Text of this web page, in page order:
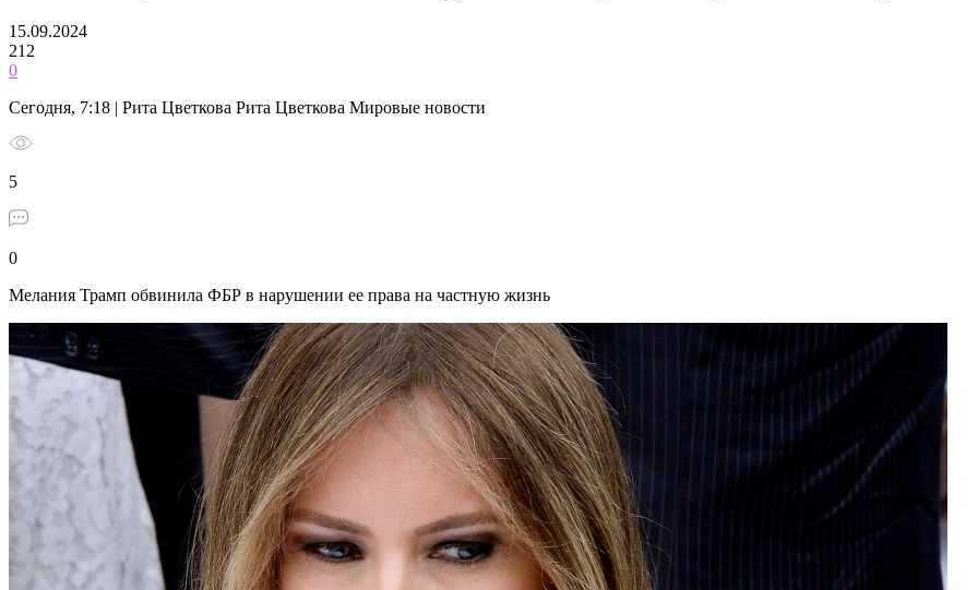
15.09.2024
212
0
Сегодня, 7:18 | Рита Цветкова Рита Цветкова Мировые новости
5
0
Мелания Трамп обвинила ФБР в нарушении ее права на частную жизнь